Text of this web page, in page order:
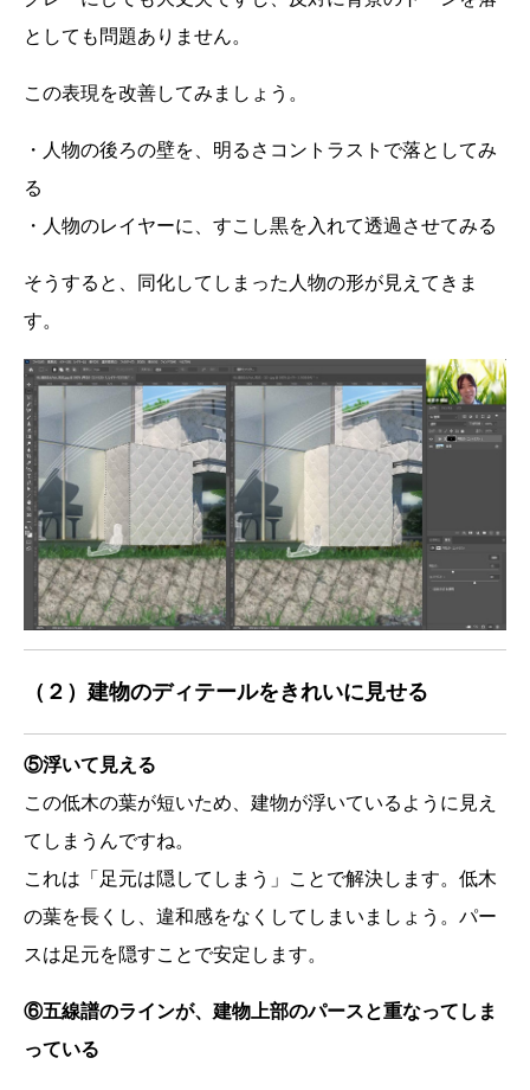
としても問題ありません。
この表現を改善してみましょう。
・人物の後ろの壁を、明るさコントラストで落としてみ
る
・人物のレイヤーに、すこし黒を入れて透過させてみる
そうすると、同化してしまった人物の形が見えてきま
す。
（２）建物のディテールをきれいに見せる
⑤浮いて見える
この低木の葉が短いため、建物が浮いているように見え
てしまうんですね。
これは「足元は隠してしまう」ことで解決します。低木
の葉を長くし、違和感をなくしてしまいましょう。パー
スは足元を隠すことで安定します。
⑥五線譜のラインが、建物上部のパースと重なってしま
っている